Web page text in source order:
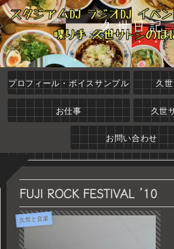
久世日記
プロフィール・ボイスサンプル 久
お仕事 久世
お問い合わせ
FUJI ROCK FESTIVAL ’10
久世と音楽